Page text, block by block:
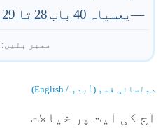
—یعسیاہ 40 باب 28 تا 29 آیت
ممبر بنیں:
دولسانی قسم (اُردو / English)
آج کی آیت پر خیالات